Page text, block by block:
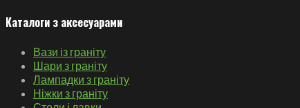
Каталоги з аксесуарами
Вази із граніту
Шари з граніту
Лампадки з граніту
Ніжки з граніту